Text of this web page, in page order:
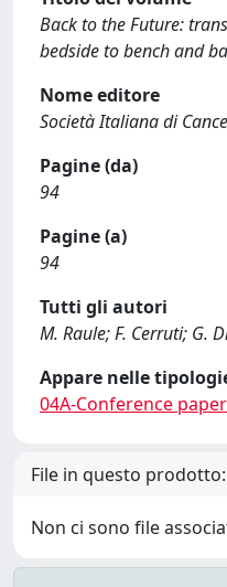
Back to the Future:
bedside to bench and
Nome editore
Società Italiana di
Pagine (da)
94
Pagine (a)
94
Tutti gli autori
M. Raule; F. Cerruti; G.
Appare nelle
04A-Conference
File in questo prodotto:
Non ci sono file